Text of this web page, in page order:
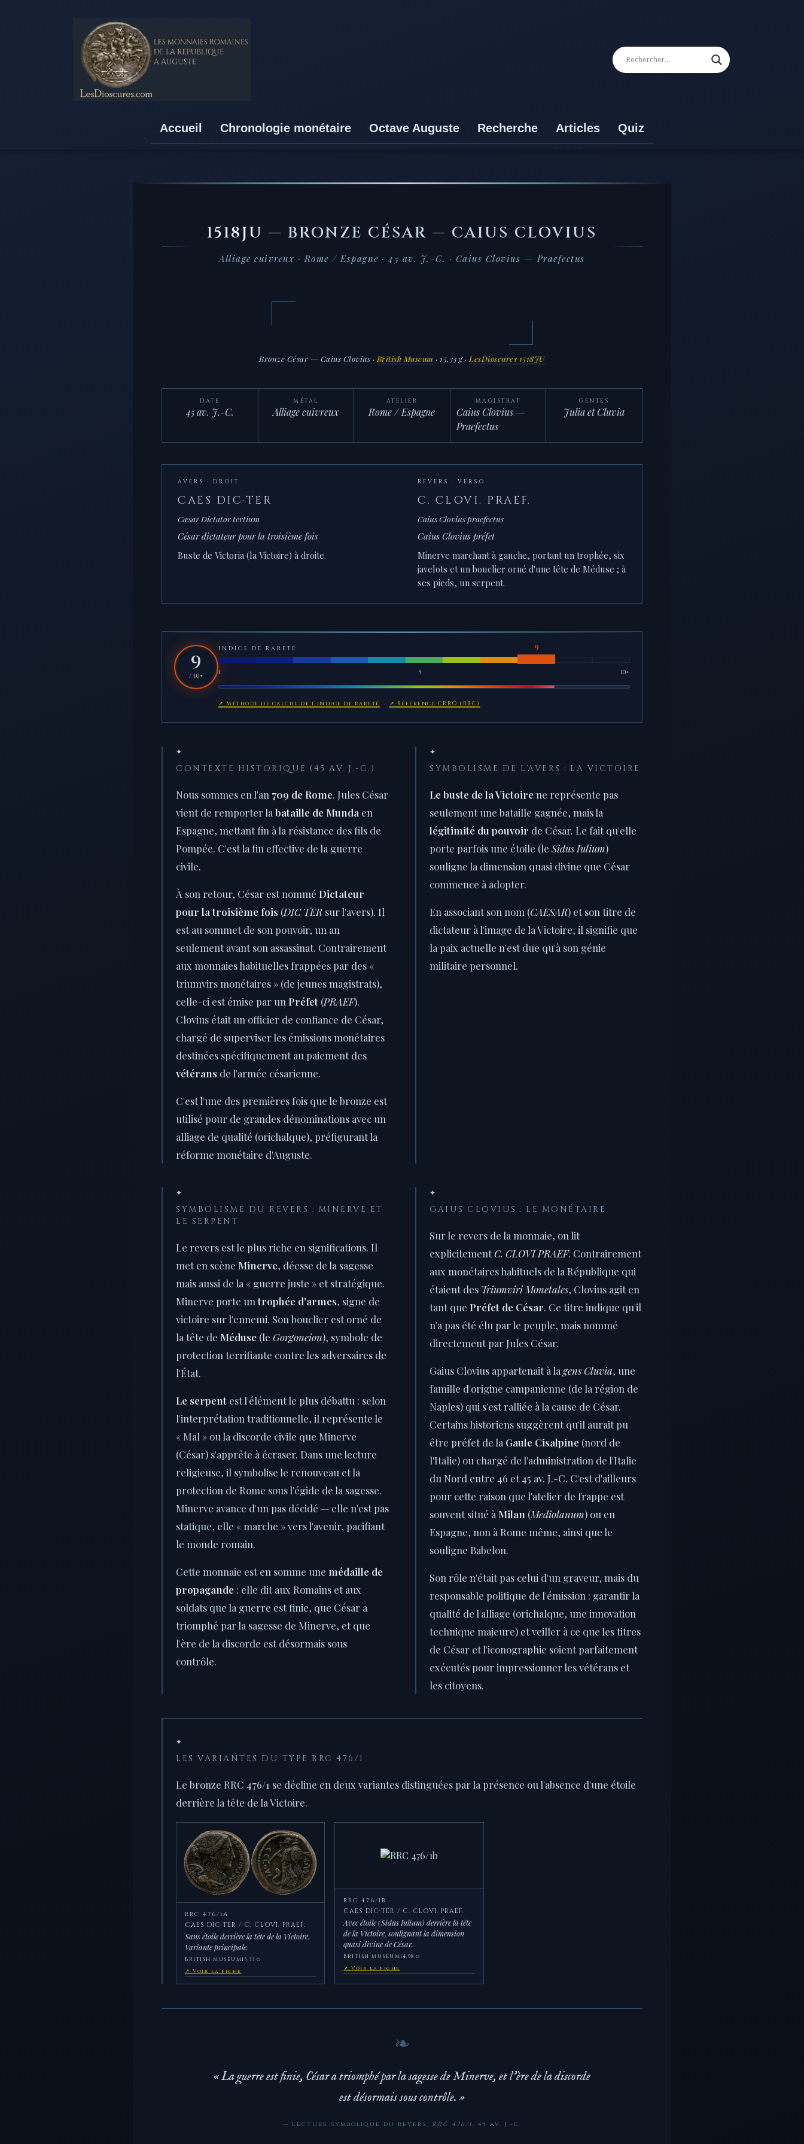
Accueil Chronologie monétaire Octave Auguste Recherche Articles Quiz
1518JU — BRONZE CÉSAR — CAIUS CLOVIUS
Alliage cuivreux · Rome / Espagne · 45 av. J.-C. · Caius Clovius — Praefectus
Bronze César — Caius Clovius · British Museum · 15,33 g · LesDioscures 1518JU
DATE
45 av. J.-C.
MÉTAL
Alliage cuivreux
ATELIER
Rome / Espagne
MAGISTRAT
Caius Clovius —
Praefectus
GENTES
Julia et Cluvia
AVERS · DROIT
CAES DIC·TER
Cæsar Dictator tertium
César dictateur pour la troisième fois
Buste de Victoria (la Victoire) à droite.
REVERS · VERSO
C. CLOVI. PRAEF.
Caius Clovius praefectus
Caius Clovius préfet
Minerve marchant à gauche, portant un trophée, six
javelots et un bouclier orné d'une tête de Méduse ; à
ses pieds, un serpent.
9
/ 10+
INDICE DE RARETÉ
1 5 10+
↗ Méthode de calcul de l'indice de rareté ↗ Référence CRRO (RRC)
✦
CONTEXTE HISTORIQUE (45 AV. J.-C.)
Nous sommes en l'an 709 de Rome. Jules César
vient de remporter la bataille de Munda en
Espagne, mettant fin à la résistance des fils de
Pompée. C'est la fin effective de la guerre
civile.
À son retour, César est nommé Dictateur
pour la troisième fois (DIC TER sur l'avers). Il
est au sommet de son pouvoir, un an
seulement avant son assassinat. Contrairement
aux monnaies habituelles frappées par des «
triumvirs monétaires » (de jeunes magistrats),
celle-ci est émise par un Préfet (PRAEF).
Clovius était un officier de confiance de César,
chargé de superviser les émissions monétaires
destinées spécifiquement au paiement des
vétérans de l'armée césarienne.
C'est l'une des premières fois que le bronze est
utilisé pour de grandes dénominations avec un
alliage de qualité (orichalque), préfigurant la
réforme monétaire d'Auguste.
✦
SYMBOLISME DE L'AVERS : LA VICTOIRE
Le buste de la Victoirene représente pas
seulement une bataille gagnée, mais la
légitimité du pouvoir de César. Le fait qu'elle
porte parfois une étoile (le Sidus Iulium)
souligne la dimension quasi divine que César
commence à adopter.
En associant son nom (CAESAR) et son titre de
dictateur à l'image de la Victoire, il signifie que
la paix actuelle n'est due qu'à son génie
militaire personnel.
✦
SYMBOLISME DU REVERS : MINERVE ET
LE SERPENT
Le revers est le plus riche en significations. Il
met en scène Minerve, déesse de la sagesse
mais aussi de la « guerre juste » et stratégique.
Minerve porte untrophée d'armes, signe de
victoire sur l'ennemi. Son bouclier est orné de
la tête de Méduse (le Gorgoneion), symbole de
protection terrifiante contre les adversaires de
l'État.
Le serpent est l'élément le plus débattu : selon
l'interprétation traditionnelle, il représente le
« Mal » ou la discorde civile que Minerve
(César) s'apprête à écraser. Dans une lecture
religieuse, il symbolise le renouveau et la
protection de Rome sous l'égide de la sagesse.
Minerve avance d'un pas décidé — elle n'est pas
statique, elle « marche » vers l'avenir, pacifiant
le monde romain.
Cette monnaie est en somme une médaille de
propagande : elle dit aux Romains et aux
soldats que la guerre est finie, que César a
triomphé par la sagesse de Minerve, et que
l'ère de la discorde est désormais sous
contrôle.
✦
GAIUS CLOVIUS : LE MONÉTAIRE
Sur le revers de la monnaie, on lit
explicitementC. CLOVI PRAEF. Contrairement
aux monétaires habituels de la République qui
étaient des Triumviri Monetales, Clovius agit en
tant que Préfet de César. Ce titre indique qu'il
n'a pas été élu par le peuple, mais nommé
directement par Jules César.
Gaius Clovius appartenait à la gens Cluvia, une
famille d'origine campanienne (de la région de
Naples) qui s'est ralliée à la cause de César.
Certains historiens suggèrent qu'il aurait pu
être préfet de la Gaule Cisalpine (nord de
l'Italie) ou chargé de l'administration de l'Italie
du Nord entre 46 et 45 av. J.-C. C'est d'ailleurs
pour cette raison que l'atelier de frappe est
souvent situé à Milan (Mediolanum) ou en
Espagne, non à Rome même, ainsi que le
souligne Babelon.
Son rôle n'était pas celui d'un graveur, mais du
responsable politique de l'émission : garantir la
qualité de l'alliage (orichalque, une innovation
technique majeure) et veiller à ce que les titres
de César et l'iconographie soient parfaitement
exécutés pour impressionner les vétérans et
les citoyens.
✦
LES VARIANTES DU TYPE RRC 476/1
Le bronze RRC 476/1 se décline en deux variantes distinguées par la présence ou l'absence d'une étoile
derrière la tête de la Victoire.
RRC 476/1A
CAES DIC·TER / C. CLOVI. PRAEF.
Sans étoile derrière la tête de la Victoire.
Variante principale.
BRITISH MUSEUM15,33 g
↗ Voir la fiche
RRC 476/1B
CAES DIC·TER / C. CLOVI. PRAEF.
Avec étoile (Sidus Iulium) derrière la tête
de la Victoire, soulignant la dimension
quasi divine de César.
BRITISH MUSEUM14,98 g
↗ Voir la fiche
« La guerre est finie, César a triomphé par la sagesse de Minerve, et l'ère de la discorde
est désormais sous contrôle. »
— Lecture symbolique du revers, RRC 476/1, 45 av. J.-C.